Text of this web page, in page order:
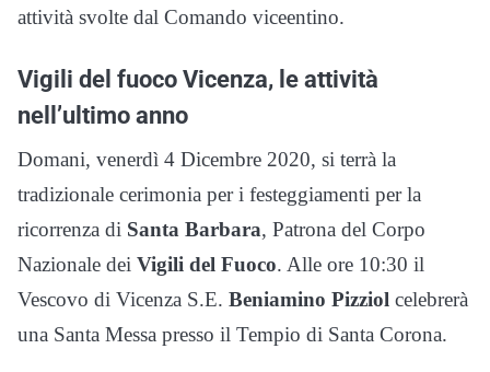
attività svolte dal Comando viceentino.
Vigili del fuoco Vicenza, le attività
nell’ultimo anno
Domani, venerdì 4 Dicembre 2020, si terrà la
tradizionale cerimonia per i festeggiamenti per la
ricorrenza di Santa Barbara, Patrona del Corpo
Nazionale dei Vigili del Fuoco. Alle ore 10:30 il
Vescovo di Vicenza S.E. Beniamino Pizziol celebrerà
una Santa Messa presso il Tempio di Santa Corona.